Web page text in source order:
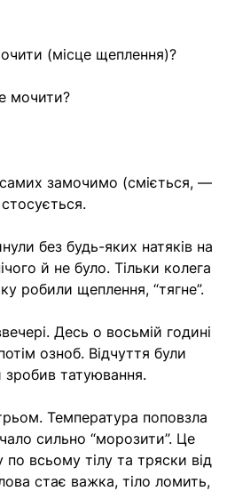
(місце щеплення)?
мочити?
замочимо (сміється, —
без будь-яких натяків на
й не було. Тільки колега
робили щеплення, “тягне”.
Десь о восьмій годині
озноб. Відчуття були
зробив татуювання.
Температура поповзла
сильно “морозити”. Це
всьому тілу та тряски від
стає важка, тіло ломить,